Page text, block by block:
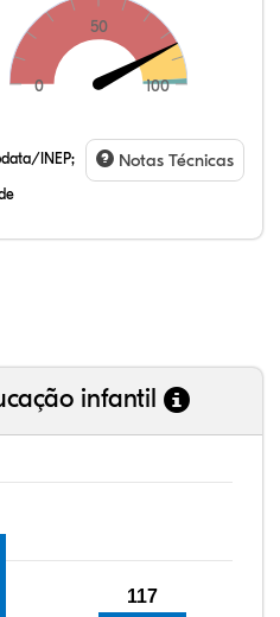
0
50
100
INEP;
Notas Técnicas
infantil
117